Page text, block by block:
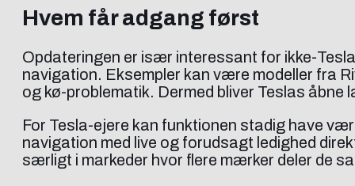
Hvem får adgang først
Opdateringen er især interessant for ikke-
navigation. Eksempler kan være modeller fra
og kø-problematik. Dermed bliver Teslas
For Tesla-ejere kan funktionen stadig have
navigation med live og forudsagt ledighed
særligt i markeder hvor flere mærker deler de